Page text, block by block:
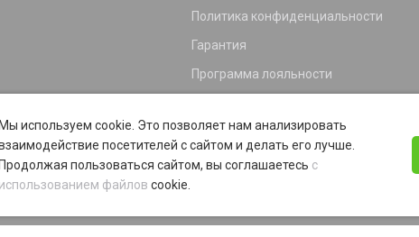
Политика конфиденциальности
Гарантия
Программа лояльности
Мы используем cookie. Это позволяет нам анализировать
посетителей с сайтом и делать его лучше.
Продолжая пользоваться сайтом, вы соглашаетесь с
использованием файлов cookie.